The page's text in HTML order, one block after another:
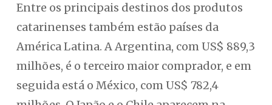
Entre os principais destinos dos produtos
catarinenses também estão países da
América Latina. A Argentina, com US$ 889,3
milhões, é o terceiro maior comprador, e em
seguida está o México, com US$ 782,4